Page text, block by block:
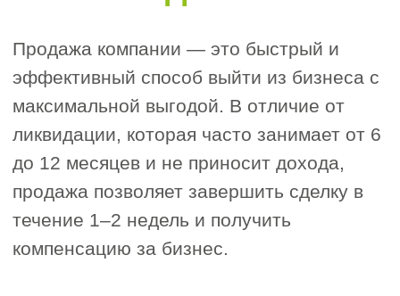
продаже, тем выше вероятность
Покупатели часто ориентируются на
конкретные проекты или тендеры и
Наличие подготовленных документов,
прозрачной отчетности и действующих
лицензий существенно повышает
ценность вашей компании на рынке.